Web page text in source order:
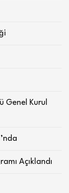
Genel Kurul
Açıklandı